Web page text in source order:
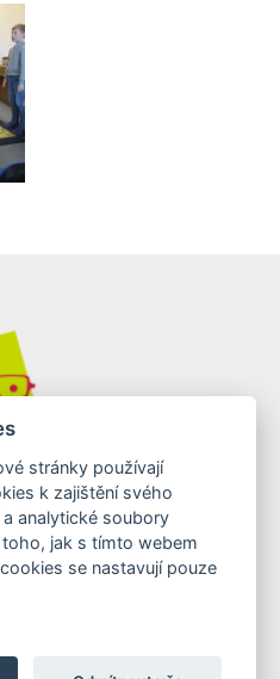
stránky používají
k zajištění svého
analytické soubory
jak s tímto webem
se nastavují pouze